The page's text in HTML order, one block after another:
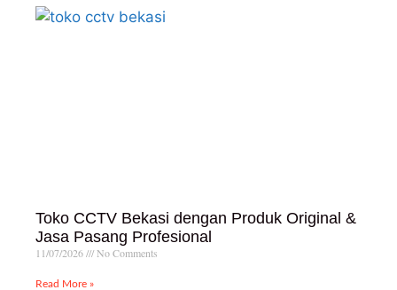
Toko CCTV Bekasi dengan Produk Original &
Jasa Pasang Profesional
11/07/2026 No Comments
Read More »